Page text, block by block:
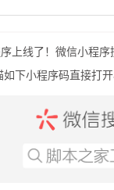
上线了！微信小程序
如下小程序码直接打开